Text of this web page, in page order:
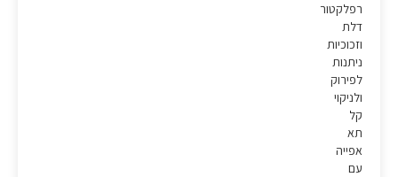
רפלקטור
דלת
וזכוכיות
ניתנות
לפירוק
ולניקוי
קל
תא
אפייה
עם